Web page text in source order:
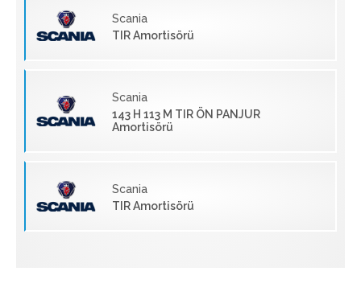
Scania
TIR Amortisörü
Scania
143 H 113 M TIR ÖN PANJUR
Amortisörü
Scania
TIR Amortisörü